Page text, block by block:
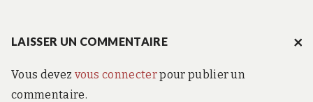
i
g
LAISSER UN COMMENTAIRE
Vous devez vous connecterpour publier un
commentaire.